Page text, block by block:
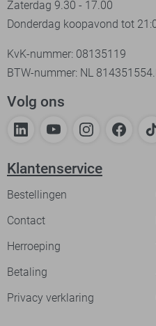
Zaterdag 9.30 - 17.00
Donderdag koopavond tot
KvK-nummer: 08135119
BTW-nummer: NL
Volg ons
Klantenservice
Bestellingen
Contact
Herroeping
Betaling
Privacy verklaring